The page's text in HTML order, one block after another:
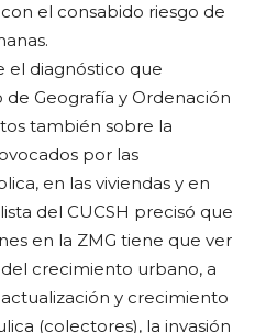
el consabido riesgo de
el diagnóstico que
Geografía y Ordenación
también sobre la
por las
en las viviendas y en
del CUCSH precisó que
en la ZMG tiene que ver
crecimiento urbano, a
y crecimiento
(colectores), la invasión